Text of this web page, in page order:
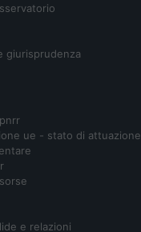
giurisprudenza
ue - stato di attuazione
e relazioni